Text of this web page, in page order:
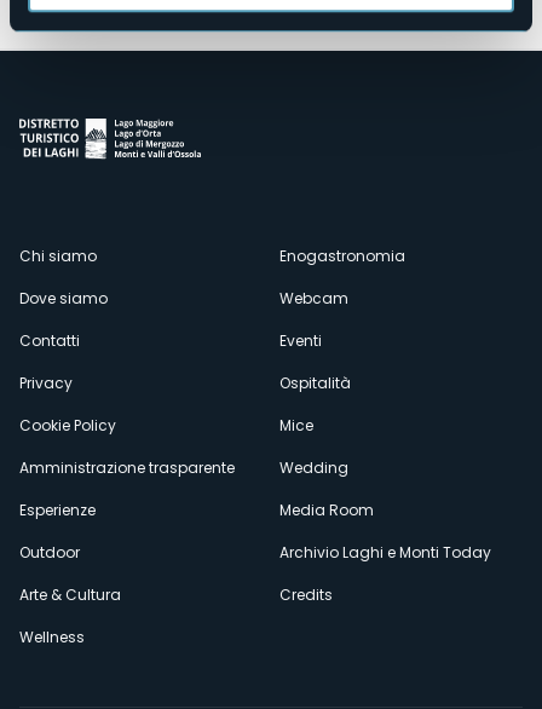
Menù
secondario
Chi siamo
Dove siamo
Contatti
Privacy
Cookie Policy
Amministrazione trasparente
Esperienze
Outdoor
Arte & Cultura
Wellness
Enogastronomia
Webcam
Eventi
Ospitalità
Mice
Wedding
Media Room
Archivio Laghi e Monti Today
Credits